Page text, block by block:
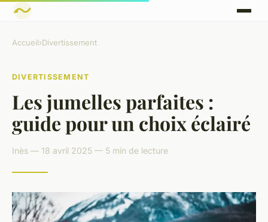
Accueil›Divertissement
DIVERTISSEMENT
Les jumelles parfaites :
guide pour un choix éclairé
Inès — 18 avril 2025 — 5 min de lecture